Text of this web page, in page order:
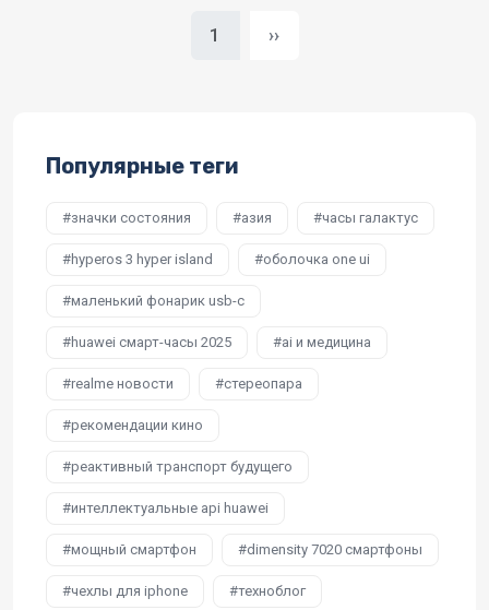
1 Следующая страница
››
Популярные теги
значки состояния азия часы галактус
hyperos 3 hyper island оболочка one ui
маленький фонарик usb-c
huawei смарт-часы 2025 ai и медицина
realme новости стереопара
рекомендации кино
реактивный транспорт будущего
интеллектуальные api huawei
мощный смартфон dimensity 7020 смартфоны
чехлы для iphone техноблог